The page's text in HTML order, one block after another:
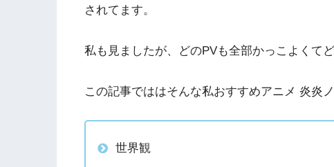
されてます。
私も見ましたが、どのPVも全部かっこよくて
この記事でははそんな私おすすめアニメ 炎炎
世界観